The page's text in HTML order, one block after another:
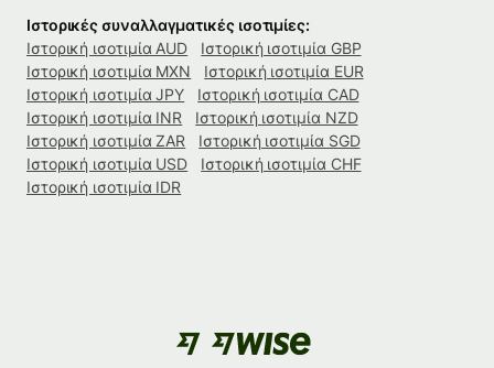
Ιστορικές συναλλαγματικές ισοτιμίες:
Ιστορική ισοτιμία AUD
Ιστορική ισοτιμία GBP
Ιστορική ισοτιμία MXN
Ιστορική ισοτιμία EUR
Ιστορική ισοτιμία JPY
Ιστορική ισοτιμία CAD
Ιστορική ισοτιμία INR
Ιστορική ισοτιμία NZD
Ιστορική ισοτιμία ZAR
Ιστορική ισοτιμία SGD
Ιστορική ισοτιμία USD
Ιστορική ισοτιμία CHF
Ιστορική ισοτιμία IDR